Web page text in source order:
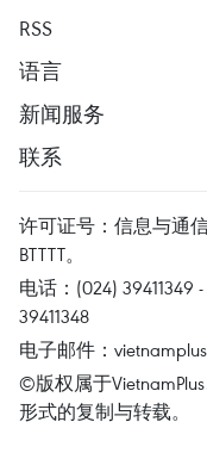
RSS
语言
新闻服务
联系
许可证号：信息与通
BTTTT。
电话：(024) 39411349
39411348
电子邮件：
©版权属于
形式的复制与转载。